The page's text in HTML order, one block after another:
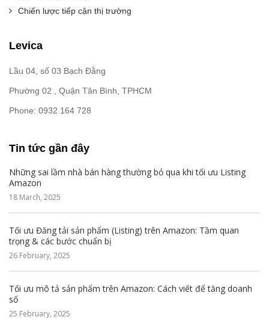
Chiến lược tiếp cận thị trường
Levica
Lầu 04, số 03 Bạch Đằng
Phường 02 , Quận Tân Bình, TPHCM
Phone: 0932 164 728
Tin tức gần đây
Những sai lầm nhà bán hàng thường bỏ qua khi tối ưu Listing
Amazon
18 March, 2025
Tối ưu Đăng tải sản phẩm (Listing) trên Amazon: Tầm quan
trọng & các bước chuẩn bị
26 February, 2025
Tối ưu mô tả sản phẩm trên Amazon: Cách viết để tăng doanh
số
25 February, 2025